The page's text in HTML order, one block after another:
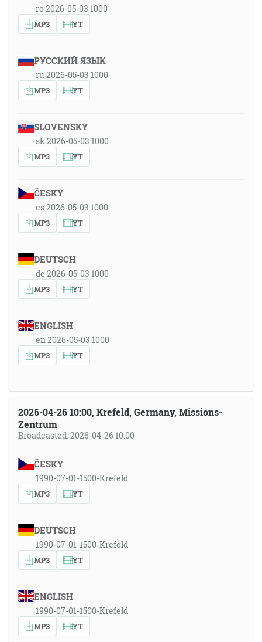
ro 2026-05-03 1000
MP3 YT
РУССКИЙ ЯЗЫК
ru 2026-05-03 1000
MP3 YT
SLOVENSKY
sk 2026-05-03 1000
MP3 YT
ČESKY
cs 2026-05-03 1000
MP3 YT
DEUTSCH
de 2026-05-03 1000
MP3 YT
ENGLISH
en 2026-05-03 1000
MP3 YT
2026-04-26 10:00, Krefeld, Germany, Missions-
Zentrum
Broadcasted: 2026-04-26 10:00
ČESKY
1990-07-01-1500-Krefeld
MP3 YT
DEUTSCH
1990-07-01-1500-Krefeld
MP3 YT
ENGLISH
1990-07-01-1500-Krefeld
MP3 YT